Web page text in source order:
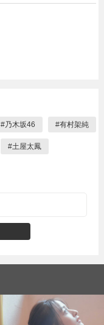
#乃木坂46 #有村架純
#土屋太鳳